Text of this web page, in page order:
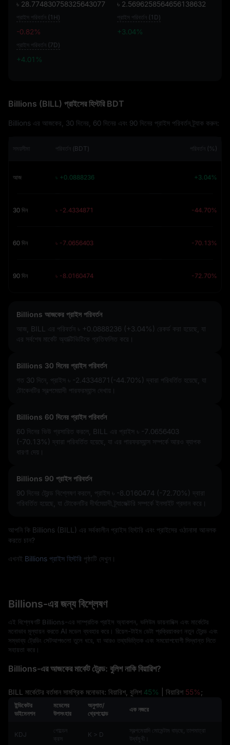
৳ 28.774830758325643077 ৳ 2.5696258564656138632
প্রাইস পরিবর্তন (1H)
-0.82%
প্রাইস পরিবর্তন (1D)
+3.04%
প্রাইস পরিবর্তন (7D)
+4.01%
Billions (BILL) প্রাইসের হিস্টরি BDT
Billions এর আজকের, 30 দিনের, 60 দিনের এবং 90 দিনের প্রাইস পরিবর্তন ট্র্যাক করুন:
সময়সীমা পরিবর্তন (BDT) পরিবর্তন (%)
আজ ৳ +0.0888236 +3.04%
30 দিন ৳ -2.4334871 -44.70%
60 দিন ৳ -7.0656403 -70.13%
90 দিন ৳ -8.0160474 -72.70%
Billions আজকের প্রাইস পরিবর্তন
আজ, BILL এর পরিবর্তন ৳ +0.0888236 (+3.04%) রেকর্ড করা হয়েছে, যা
এর সর্বশেষ মার্কেট অ্যাক্টিভিটিকে প্রতিফলিত করে।
Billions 30 দিনের প্রাইস পরিবর্তন
গত 30 দিনে, প্রাইস ৳ -2.4334871(-44.70%) দ্বারা পরিবর্তিত হয়েছে, যা
টোকেনটির স্বল্পমেয়াদী পারফরম্যান্স দেখায়।
Billions 60 দিনের প্রাইস পরিবর্তন
60 দিনের ভিউ প্রসারিত করলে, BILL এর প্রাইস ৳ -7.0656403
(-70.13%) দ্বারা পরিবর্তিত হয়েছে, যা এর পারফরম্যান্স সম্পর্কে আরও ব্যাপক
ধারণা দেয়।
Billions 90 প্রাইস পরিবর্তন
90 দিনের ট্রেন্ড বিশ্লেষণ করলে, প্রাইস ৳ -8.0160474 (-72.70%) দ্বারা
পরিবর্তিত হয়েছে, যা টোকেনটির দীর্ঘমেয়াদী ট্র্যাজেক্টরি সম্পর্কে ইনসাইট প্রদান করে।
আপনি কি Billions (BILL) এর সর্বকালীন প্রাইস হিস্টরি এবং প্রাইসের ওঠানামা আনলক
করতে চান?
এখনই Billions প্রাইস হিস্টরি পৃষ্ঠাটি দেখুন।
Billions-এর জন্য বিশ্লেষণ
এই বিশ্লেষণটি Billions-এর সাম্প্রতিক প্রাইস অ্যাকশন, ভলিউম ডায়নামিক্স এবং মার্কেটের
মনোভাব মূল্যায়ন করতে AI মডেল ব্যবহার করে। রিয়েল-টাইম ডেটা প্রক্রিয়াকরণ নতুন ট্রেন্ড এবং
সম্ভাব্য ট্রেডিং সেটআপগুলো তুলে ধরে, যা আরও তথ্যভিত্তিক এবং সময়োপযোগী সিদ্ধান্ত নিতে
সহায়তা করে।
Billions-এর আজকের মার্কেট ট্রেন্ড: বুলিশ নাকি বিয়ারিশ?
BILL মার্কেটের বর্তমান সামগ্রিক মনোভাব: বিয়ারিশ, বুলিশ 45% | বিয়ারিশ 55%;
ইন্ডিকেটর
ডাইমেনশন
মডেলের
উপসংহার
অনুপাত/
থ্রেশহোল্ড
এক নজরে
KDJ
গোল্ডেন
K > D
স্বল্পমেয়াদি মোমেন্টাম বাড়ছে, তাপমাত্রা
উর্ধ্বমুখী।